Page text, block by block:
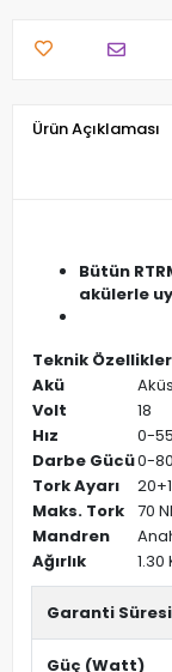
Ürün Açıklaması
Bütün
akülerle
Teknik Özellikler
Akü
Volt
18
Hız
0-
Darbe Gücü0-
Tork Ayarı
Maks. Tork 70
Mandren
Ağırlık
1.30
Garanti Süresi
Güç (Watt)